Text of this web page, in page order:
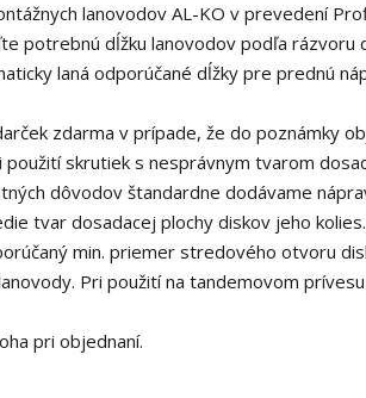
lanovodov AL-KO v prevedení
potrebnú dĺžku lanovodov podľa rázvoru
laná odporúčané dĺžky pre prednú
zdarma v prípade, že do poznámky
skrutiek s nesprávnym tvarom
dôvodov štandardne dodávame
tvar dosadacej plochy diskov jeho kolies.
min. priemer stredového otvoru
Pri použití na tandemovom
pri objednaní.